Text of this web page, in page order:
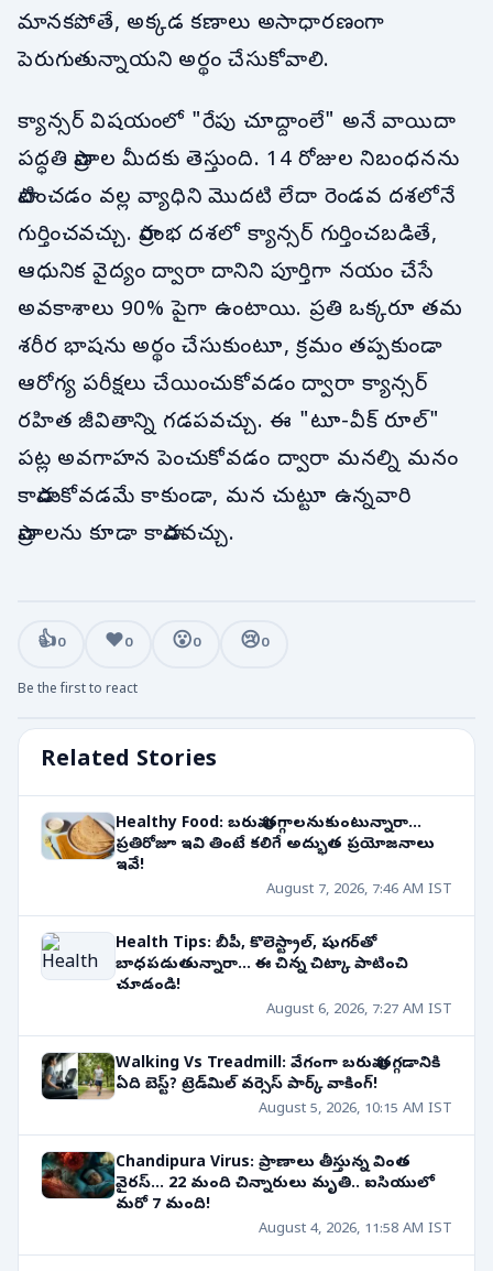
మానకపోతే, అక్కడ కణాలు అసాధారణంగా
పెరుగుతున్నాయని అర్థం చేసుకోవాలి.
క్యాన్సర్ విషయంలో "రేపు చూద్దాంలే" అనే వాయిదా
పద్ధతి ప్రాణాల మీదకు తెస్తుంది. 14 రోజుల నిబంధనను
పాటించడం వల్ల వ్యాధిని మొదటి లేదా రెండవ దశలోనే
గుర్తించవచ్చు. ప్రారంభ దశలో క్యాన్సర్ గుర్తించబడితే,
ఆధునిక వైద్యం ద్వారా దానిని పూర్తిగా నయం చేసే
అవకాశాలు 90% పైగా ఉంటాయి. ప్రతి ఒక్కరూ తమ
శరీర భాషను అర్థం చేసుకుంటూ, క్రమం తప్పకుండా
ఆరోగ్య పరీక్షలు చేయించుకోవడం ద్వారా క్యాన్సర్
రహిత జీవితాన్ని గడపవచ్చు. ఈ "టూ-వీక్ రూల్"
పట్ల అవగాహన పెంచుకోవడం ద్వారా మనల్ని మనం
కాపాడుకోవడమే కాకుండా, మన చుట్టూ ఉన్నవారి
ప్రాణాలను కూడా కాపాడవచ్చు.
Related Stories
Healthy Food: బరువు తగ్గాలనుకుంటున్నారా...
ప్రతిరోజూ ఇవి తింటే కలిగే అద్భుత ప్రయోజనాలు
ఇవే!
August 7, 2026, 7:46 AM IST
Health Tips: బీపీ, కొలెస్ట్రాల్, షుగర్‌తో
బాధపడుతున్నారా... ఈ చిన్న చిట్కా పాటించి
చూడండి!
August 6, 2026, 7:27 AM IST
Walking Vs Treadmill: వేగంగా బరువు తగ్గడానికి
ఏది బెస్ట్? ట్రెడ్‌మిల్ వర్సెస్ పార్క్ వాకింగ్!
August 5, 2026, 10:15 AM IST
Chandipura Virus: ప్రాణాలు తీస్తున్న వింత
వైరస్... 22 మంది చిన్నారులు మృతి.. ఐసియులో
మరో 7 మంది!
August 4, 2026, 11:58 AM IST
👍0 ❤️0 😮0 😢0
Be the first to react